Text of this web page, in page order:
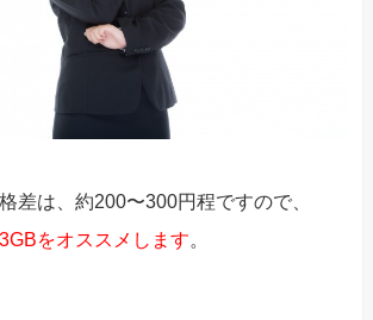
差は、約200〜300円程ですので、
3GBをオススメします。